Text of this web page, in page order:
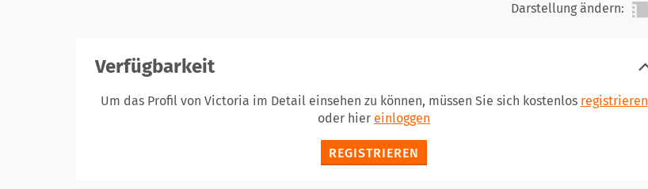
Darstellung ändern:
Verfügbarkeit
Um das Profil von Victoria im Detail einsehen zu können, müssen Sie sich kostenlos registrieren
oder hier einloggen
REGISTRIEREN